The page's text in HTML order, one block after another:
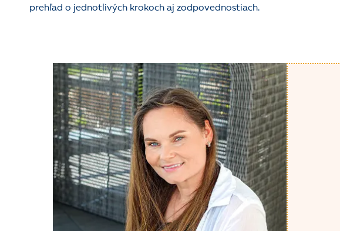
prehľad o jednotlivých krokoch aj zodpovednostiach.